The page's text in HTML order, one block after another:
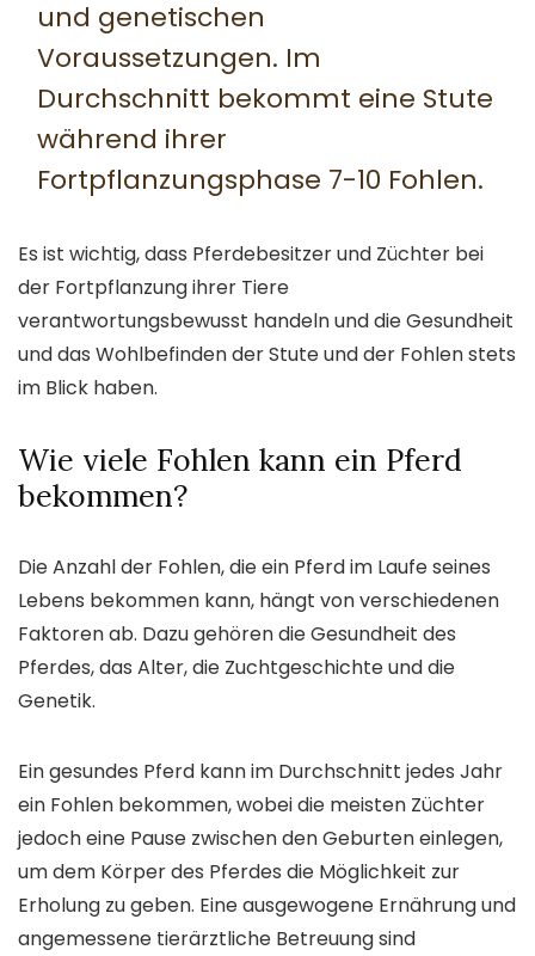
und genetischen
Voraussetzungen. Im
Durchschnitt bekommt eine Stute
während ihrer
Fortpflanzungsphase 7-10 Fohlen.
Es ist wichtig, dass Pferdebesitzer und Züchter bei
der Fortpflanzung ihrer Tiere
verantwortungsbewusst handeln und die Gesundheit
und das Wohlbefinden der Stute und der Fohlen stets
im Blick haben.
Wie viele Fohlen kann ein Pferd
bekommen?
Die Anzahl der Fohlen, die ein Pferd im Laufe seines
Lebens bekommen kann, hängt von verschiedenen
Faktoren ab. Dazu gehören die Gesundheit des
Pferdes, das Alter, die Zuchtgeschichte und die
Genetik.
Ein gesundes Pferd kann im Durchschnitt jedes Jahr
ein Fohlen bekommen, wobei die meisten Züchter
jedoch eine Pause zwischen den Geburten einlegen,
um dem Körper des Pferdes die Möglichkeit zur
Erholung zu geben. Eine ausgewogene Ernährung und
angemessene tierärztliche Betreuung sind